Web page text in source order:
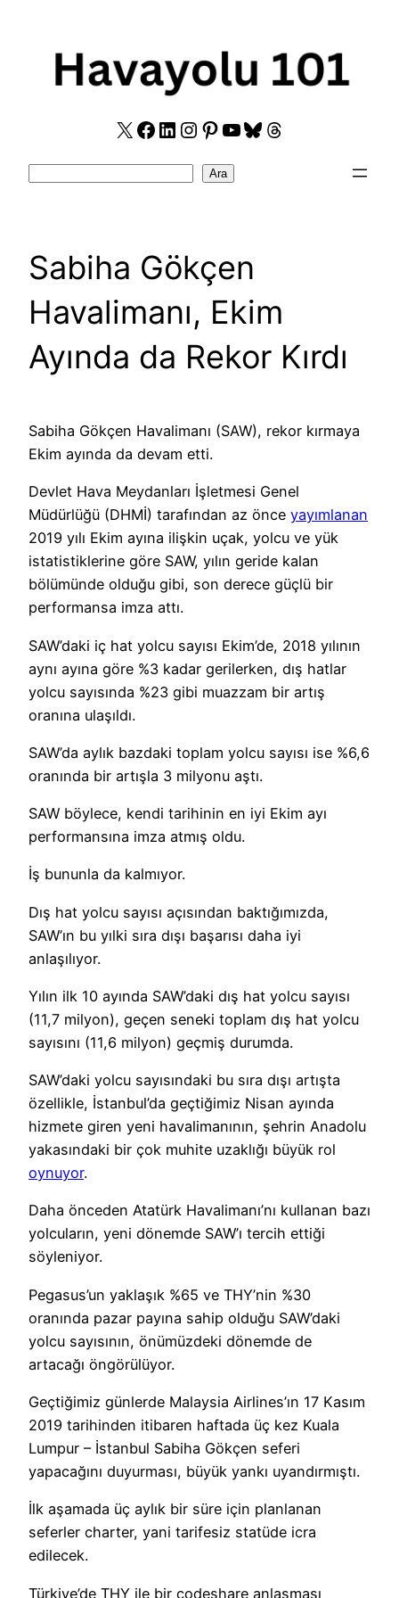
X Facebook
LinkedIn
Instagram
Pinterest
YouTube
Bluesky
Threads
Ara
Sabiha Gökçen
Havalimanı, Ekim
Ayında da Rekor Kırdı
Sabiha Gökçen Havalimanı (SAW), rekor kırmaya
Ekim ayında da devam etti.
Devlet Hava Meydanları İşletmesi Genel
Müdürlüğü (DHMİ) tarafından az önce yayımlanan
2019 yılı Ekim ayına ilişkin uçak, yolcu ve yük
istatistiklerine göre SAW, yılın geride kalan
bölümünde olduğu gibi, son derece güçlü bir
performansa imza attı.
SAW’daki iç hat yolcu sayısı Ekim’de, 2018 yılının
aynı ayına göre %3 kadar gerilerken, dış hatlar
yolcu sayısında %23 gibi muazzam bir artış
oranına ulaşıldı.
SAW’da aylık bazdaki toplam yolcu sayısı ise %6,6
oranında bir artışla 3 milyonu aştı.
SAW böylece, kendi tarihinin en iyi Ekim ayı
performansına imza atmış oldu.
İş bununla da kalmıyor.
Dış hat yolcu sayısı açısından baktığımızda,
SAW’ın bu yılki sıra dışı başarısı daha iyi
anlaşılıyor.
Yılın ilk 10 ayında SAW’daki dış hat yolcu sayısı
(11,7 milyon), geçen seneki toplam dış hat yolcu
sayısını (11,6 milyon) geçmiş durumda.
SAW’daki yolcu sayısındaki bu sıra dışı artışta
özellikle, İstanbul’da geçtiğimiz Nisan ayında
hizmete giren yeni havalimanının, şehrin Anadolu
yakasındaki bir çok muhite uzaklığı büyük rol
oynuyor.
Daha önceden Atatürk Havalimanı’nı kullanan bazı
yolcuların, yeni dönemde SAW’ı tercih ettiği
söyleniyor.
Pegasus’un yaklaşık %65 ve THY’nin %30
oranında pazar payına sahip olduğu SAW’daki
yolcu sayısının, önümüzdeki dönemde de
artacağı öngörülüyor.
Geçtiğimiz günlerde Malaysia Airlines’ın 17 Kasım
2019 tarihinden itibaren haftada üç kez Kuala
Lumpur – İstanbul Sabiha Gökçen seferi
yapacağını duyurması, büyük yankı uyandırmıştı.
İlk aşamada üç aylık bir süre için planlanan
seferler charter, yani tarifesiz statüde icra
edilecek.
Türkiye’de THY ile bir codeshare anlaşması